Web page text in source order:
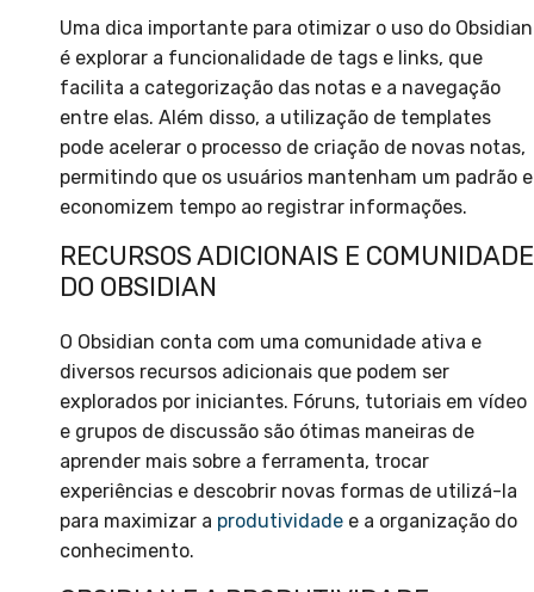
Uma dica importante para otimizar o uso do Obsidian
é explorar a funcionalidade de tags e links, que
facilita a categorização das notas e a navegação
entre elas. Além disso, a utilização de templates
pode acelerar o processo de criação de novas notas,
permitindo que os usuários mantenham um padrão e
economizem tempo ao registrar informações.
RECURSOS ADICIONAIS E COMUNIDADE
DO OBSIDIAN
O Obsidian conta com uma comunidade ativa e
diversos recursos adicionais que podem ser
explorados por iniciantes. Fóruns, tutoriais em vídeo
e grupos de discussão são ótimas maneiras de
aprender mais sobre a ferramenta, trocar
experiências e descobrir novas formas de utilizá-la
para maximizar a produtividade e a organização do
conhecimento.